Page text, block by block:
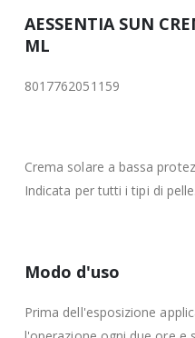
AESSENTIA SUN
ML
8017762051159
Crema solare a bassa
Indicata per tutti i tipi di
Modo d'uso
Prima dell'esposizione